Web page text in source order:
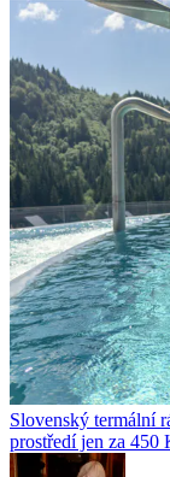
Slovenský termální
prostředí jen za 450